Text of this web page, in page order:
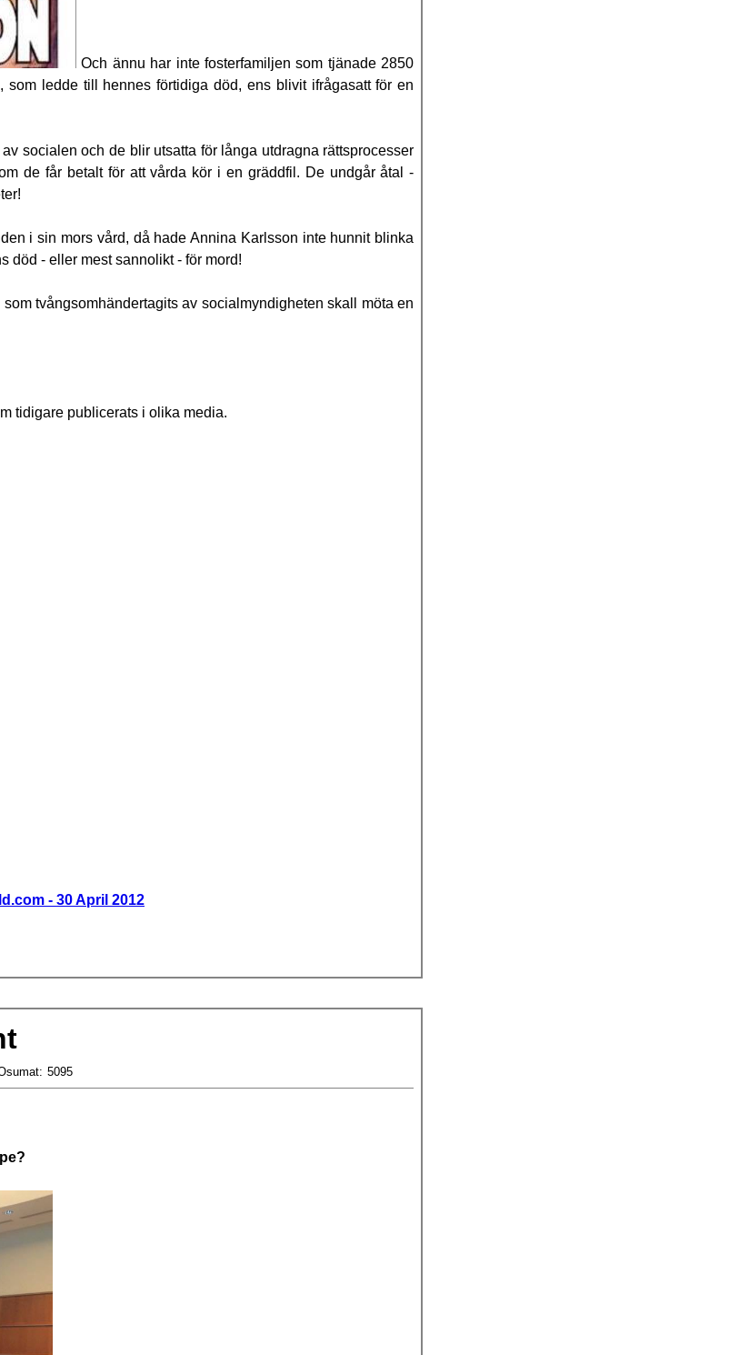
Och ännu har inte fosterfamiljen som tjänade 2850
ledde till hennes förtidiga död, ens blivit ifrågasatt för en
socialen och de blir utsatta för långa utdragna rättsprocesser
de får betalt för att vårda kör i en gräddfil. De undgår åtal -
i sin mors vård, då hade Annina Karlsson inte hunnit blinka
död - eller mest sannolikt - för mord!
tvångsomhändertagits av socialmyndigheten skall möta en
tidigare publicerats i olika media.
- 30 April 2012
5095